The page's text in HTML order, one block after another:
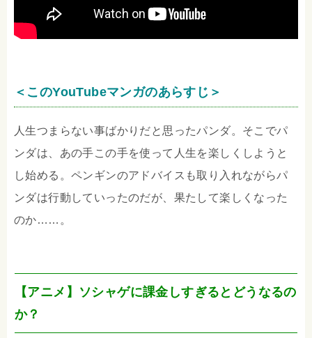
＜このYouTubeマンガのあらすじ＞
人生つまらない事ばかりだと思ったパンダ。そこでパ
ンダは、あの手この手を使って人生を楽しくしようと
し始める。ペンギンのアドバイスも取り入れながらパ
ンダは行動していったのだが、果たして楽しくなった
のか……。
【アニメ】ソシャゲに課金しすぎるとどうなるの
か？